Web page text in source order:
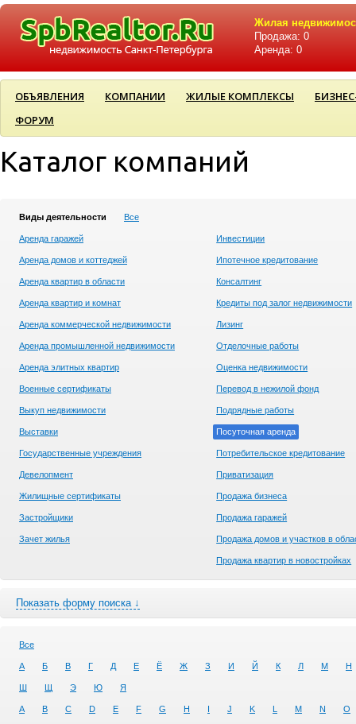
Жилая
Продажа: 0
Аренда: 0
ОБЪЯВЛЕНИЯ КОМПАНИИ ЖИЛЫЕ КОМПЛЕКСЫ
ФОРУМ
Каталог компаний
Виды деятельности Все
Аренда гаражей
Аренда домов и коттеджей
Аренда квартир в области
Аренда квартир и комнат
Аренда коммерческой недвижимости
Аренда промышленной недвижимости
Аренда элитных квартир
Военные сертификаты
Выкуп недвижимости
Выставки
Государственные учреждения
Девелопмент
Жилищные сертификаты
Застройщики
Зачет жилья
Инвестиции
Ипотечное кредитование
Консалтинг
Кредиты под залог недвижимости
Лизинг
Отделочные работы
Оценка недвижимости
Перевод в нежилой фонд
Подрядные работы
Посуточная аренда
Потребительское кредитование
Приватизация
Продажа бизнеса
Продажа гаражей
Продажа домов и участков в
Продажа квартир в новостройках
Показать форму поиска ↓
Все
А Б В Г Д Е Ё Ж З И Й К Л М Н
Ш Щ Э Ю Я
A B C D E F G H I J K L M N O